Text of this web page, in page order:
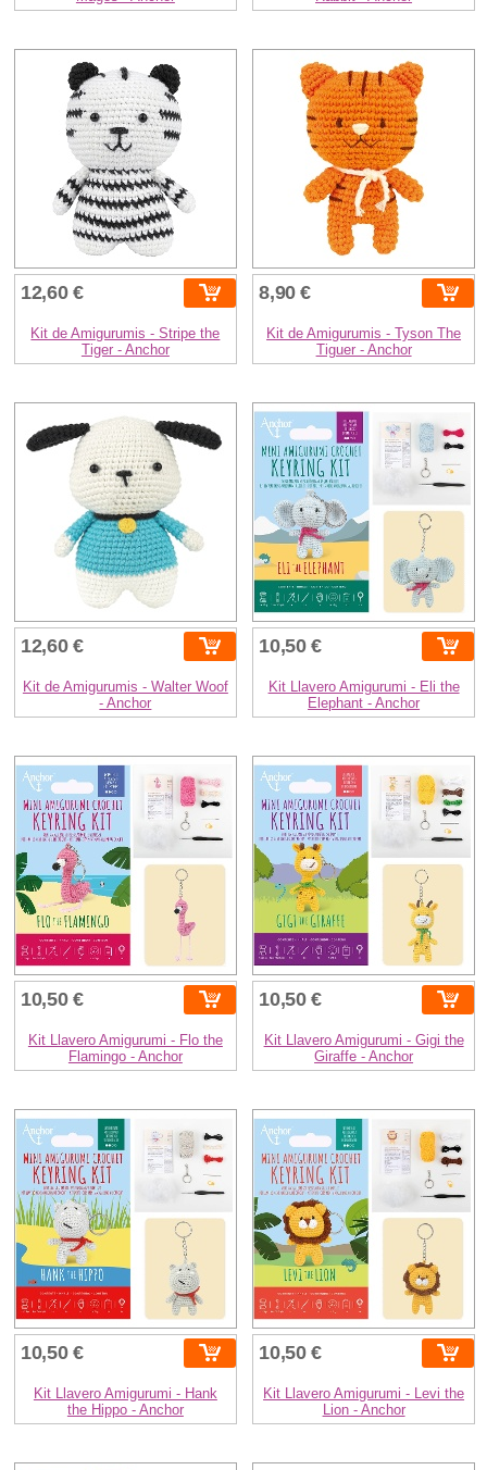
12,60 €
Kit de Amigurumis - Stripe the
Tiger - Anchor
8,90 €
Kit de Amigurumis - Tyson The
Tiguer - Anchor
12,60 €
Kit de Amigurumis - Walter Woof
- Anchor
10,50 €
Kit Llavero Amigurumi - Eli the
Elephant - Anchor
10,50 €
Kit Llavero Amigurumi - Flo the
Flamingo - Anchor
10,50 €
Kit Llavero Amigurumi - Gigi the
Giraffe - Anchor
10,50 €
Kit Llavero Amigurumi - Hank
the Hippo - Anchor
10,50 €
Kit Llavero Amigurumi - Levi the
Lion - Anchor